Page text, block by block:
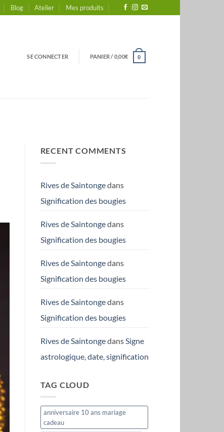
Blog Atelier Mes produits
SE CONNECTER PANIER /0,00€ 0
RECENT COMMENTS
Rives de Saintongedans
Signification des bougies
Rives de Saintongedans
Signification des bougies
Rives de Saintongedans
Signification des bougies
Rives de Saintongedans
Signification des bougies
Rives de Saintongedans Signe
astrologique, date, signification
TAG CLOUD
anniversaire 10 ans mariage
cadeau